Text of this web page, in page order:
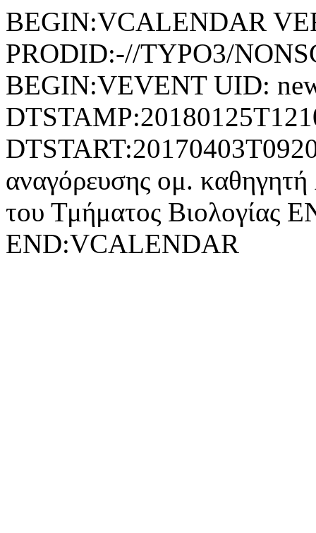
BEGIN:VCALENDAR
PRODID:-//TYPO3/
BEGIN:VEVENT UID:
αναγόρευσης ομ.
του Τμήματος Βιολογίας
END:VCALENDAR